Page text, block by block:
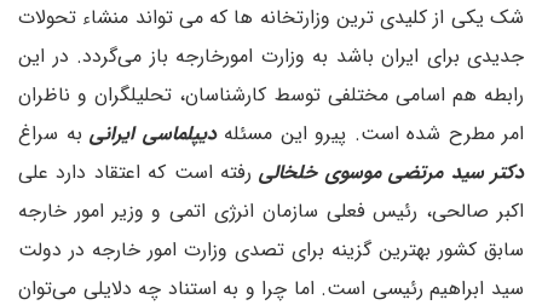
شک یکی از کلیدی ترین وزارتخانه ها که می تواند منشاء تحولات
جدیدی برای ایران باشد به وزارت امورخارجه باز می‌گردد. در این
رابطه هم اسامی مختلفی توسط کارشناسان، تحلیلگران و ناظران
امر مطرح شده است. پیرو این مسئلهدیپلماسی ایرانی به سراغ
دکتر سید مرتضی موسوی خلخالیرفته است که اعتقاد دارد علی
اکبر صالحی، رئیس فعلی سازمان انرژی اتمی و وزیر امور خارجه
سابق کشور بهترین گزینه برای تصدی وزارت امور خارجه در دولت
سید ابراهیم رئیسی است. اما چرا و به استناد چه دلایلی می‌توان